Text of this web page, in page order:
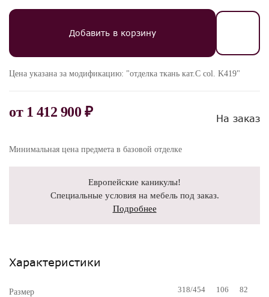
Добавить в корзину
Цена указана за модификацию: "отделка ткань кат.C col. K419"
от 1 412 900 ₽ На заказ
Минимальная цена предмета в базовой отделке
Европейские каникулы!
Специальные условия на мебель под заказ.
Подробнее
Характеристики
Размер 318/454 106 82